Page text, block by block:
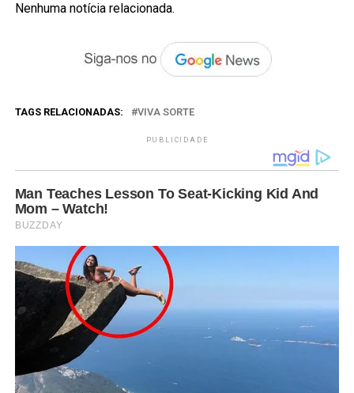
Nenhuma notícia relacionada.
TAGS RELACIONADAS: VIVA SORTE
PUBLICIDADE